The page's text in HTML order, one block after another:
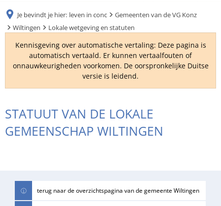
Je bevindt je hier: leven in conc
Gemeenten van de VG Konz
Wiltingen
Lokale wetgeving en statuten
Kennisgeving over automatische vertaling: Deze pagina is
automatisch vertaald. Er kunnen vertaalfouten of
onnauwkeurigheden voorkomen. De oorspronkelijke Duitse
versie is leidend.
Lokale
wetgeving
STATUUT VAN DE LOKALE
GEMEENSCHAP WILTINGEN
terug naar de overzichtspagina van de gemeente Wiltingen